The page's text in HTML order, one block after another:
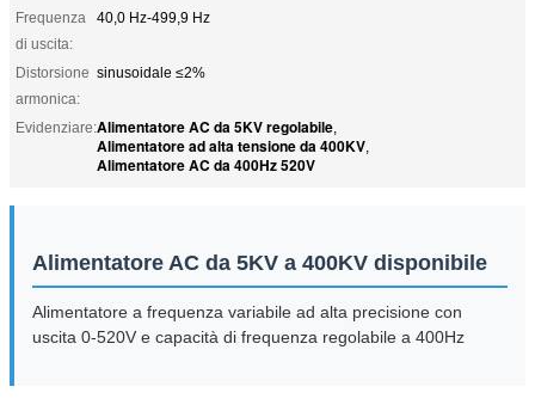
Frequenza
di uscita:
40,0 Hz-499,9 Hz
Distorsione
armonica:
sinusoidale ≤2%
Evidenziare:Alimentatore AC da 5KV regolabile,
Alimentatore ad alta tensione da 400KV,
Alimentatore AC da 400Hz 520V
Alimentatore AC da 5KV a 400KV disponibile
Alimentatore a frequenza variabile ad alta precisione con
uscita 0-520V e capacità di frequenza regolabile a 400Hz